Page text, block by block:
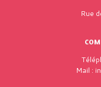
Rue
Mail :